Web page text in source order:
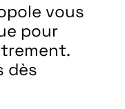
vous
pour
dès